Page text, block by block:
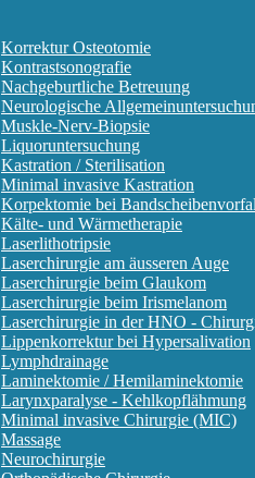
Korrektur Osteotomie
Kontrastsonografie
Nachgeburtliche Betreuung
Neurologische
Muskle-Nerv-Biopsie
Liquoruntersuchung
Kastration / Sterilisation
Minimal invasive Kastration
Korpektomie bei
Kälte- und Wärmetherapie
Laserlithotripsie
Laserchirurgie am äusseren Auge
Laserchirurgie beim Glaukom
Laserchirurgie beim Irismelanom
Laserchirurgie in der HNO -
Lippenkorrektur bei Hypersalivation
Lymphdrainage
Laminektomie / Hemilaminektomie
Larynxparalyse - Kehlkopflähmung
Minimal invasive Chirurgie (MIC)
Massage
Neurochirurgie